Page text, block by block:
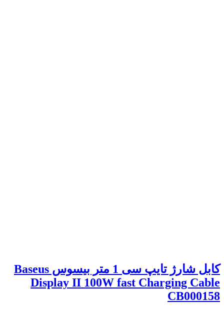
کابل شارژ تایپ سی 1 متر بیسوس Baseus
Display II 100W fast Charging Cable
CB000158